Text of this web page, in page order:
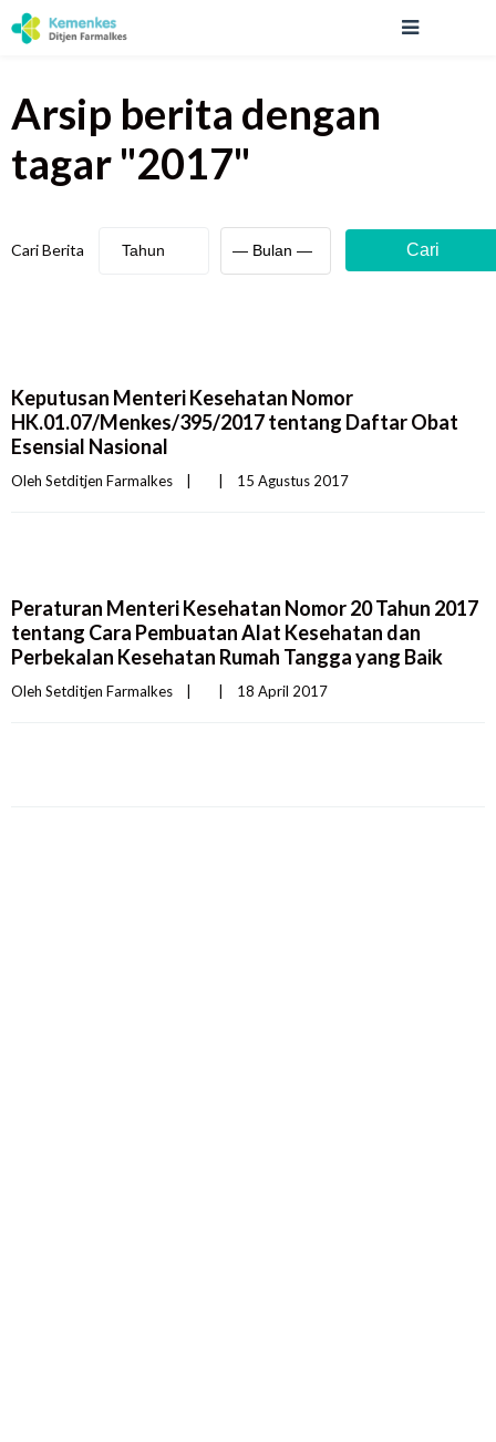
Arsip berita dengan
tagar "2017"
Cari Berita Cari
Keputusan Menteri Kesehatan Nomor
HK.01.07/Menkes/395/2017 tentang Daftar Obat
Esensial Nasional
Oleh Setditjen Farmalkes 15 Agustus 2017
Peraturan Menteri Kesehatan Nomor 20 Tahun 2017
tentang Cara Pembuatan Alat Kesehatan dan
Perbekalan Kesehatan Rumah Tangga yang Baik
Oleh Setditjen Farmalkes 18 April 2017